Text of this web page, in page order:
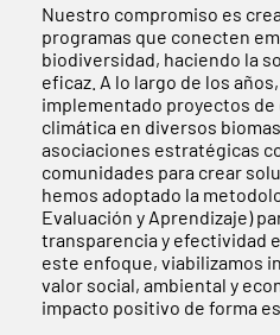
Nuestro compromiso es
programas que conecten
biodiversidad, haciendo la
eficaz. A lo largo de los
implementado proyectos
climática en diversos
asociaciones estratégicas
comunidades para crear
hemos adoptado la
Evaluación y Aprendizaje)
transparencia y efectividad
este enfoque, viabilizamos
valor social, ambiental y
impacto positivo de forma